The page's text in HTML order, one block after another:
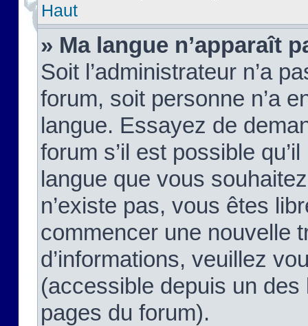
Haut
» Ma langue n’apparaît
Soit l’administrateur n’a
forum, soit personne n’a
langue. Essayez de
forum s’il est possible
langue que vous
n’existe pas, vous êtes
commencer une nouvelle
d’informations, veuillez
(accessible depuis un
pages du forum).